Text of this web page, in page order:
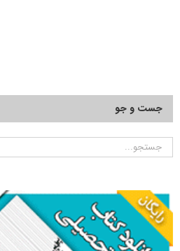
بافت
تاریخی
کد
جست و جو
جستجو